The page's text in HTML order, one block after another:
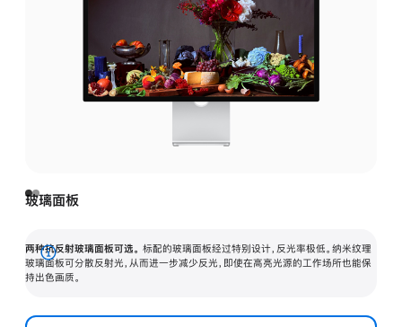
玻璃面板
两种抗反射玻璃面板可选。 标配的玻璃面板经过特别设计，反光率极低。纳米纹理
玻璃面板可分散反射光，从而进一步减少反光，即使在高亮光源的工作场所也能保
持出色画质。
展
开